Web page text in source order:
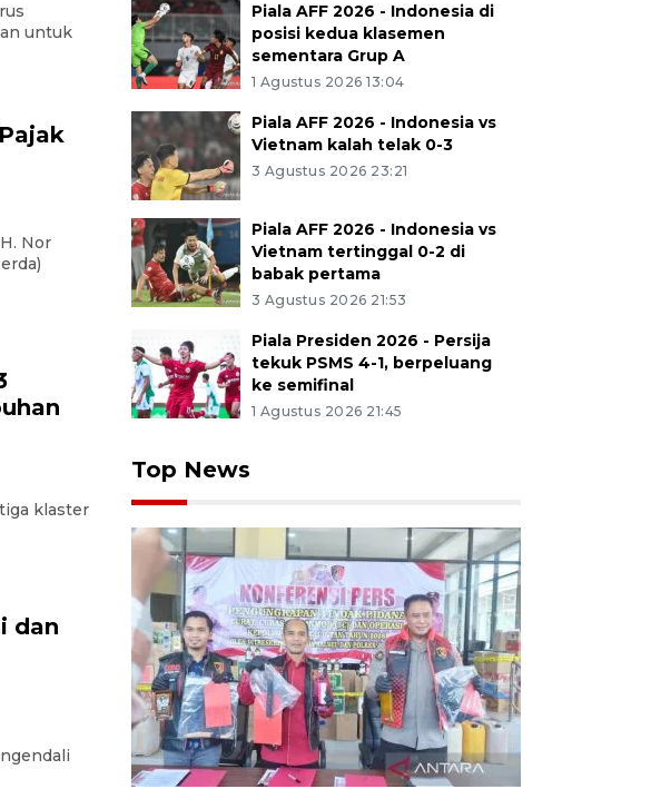
untuk
Nor
klaster
dan
Piala AFF 2026 - Indonesia di
posisi kedua klasemen
sementara Grup A
1 Agustus 2026 13:04
Piala AFF 2026 - Indonesia vs
Vietnam kalah telak 0-3
3 Agustus 2026 23:21
Piala AFF 2026 - Indonesia vs
Vietnam tertinggal 0-2 di
babak pertama
3 Agustus 2026 21:53
Piala Presiden 2026 - Persija
tekuk PSMS 4-1, berpeluang
ke semifinal
1 Agustus 2026 21:45
Top News